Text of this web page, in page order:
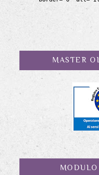
MASTER